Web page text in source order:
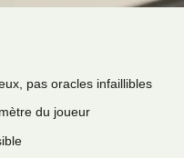
pas oracles infaillibles
du joueur